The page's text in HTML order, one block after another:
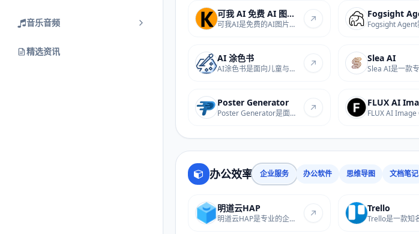
音乐音频
精选资讯
可我 AI 免费 AI 图片在线生成
可我AI是免费的AI图片在线生成站点，支持在线...
AI 涂色书
AI涂色书是面向儿童与家长的在线服务站，支持...
Slea AI
Poster Generator
Poster Generator是面向中文用户的免费在线海...
办公效率 企业服务 办公软件 思维导图 文档笔记
明道云HAP
明道云HAP是专业的企业应用搭建工具，支持低代...
Trello